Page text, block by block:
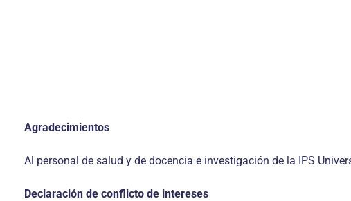
Agradecimientos
Al personal de salud y de docencia e investiga­ción de la IPS
Declaración de conflicto de intereses